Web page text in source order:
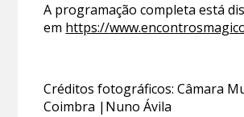
A programação completa está
em https://
Créditos fotográficos: Câmara
Coimbra |Nuno Ávila